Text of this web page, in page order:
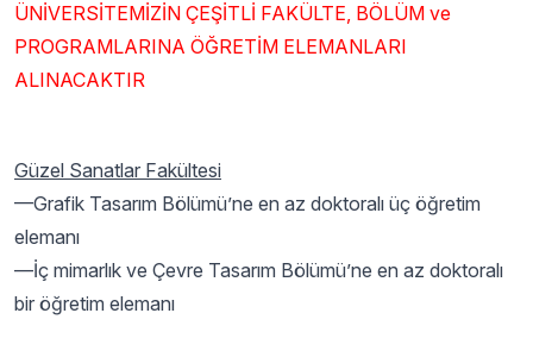
ÜNİVERSİTEMİZİN ÇEŞİTLİ FAKÜLTE, BÖLÜM ve
PROGRAMLARINA ÖĞRETİM ELEMANLARI
ALINACAKTIR
Güzel Sanatlar Fakültesi
—Grafik Tasarım Bölümü’ne en az doktoralı üç öğretim
elemanı
—İç mimarlık ve Çevre Tasarım Bölümü’ne en az doktoralı
bir öğretim elemanı